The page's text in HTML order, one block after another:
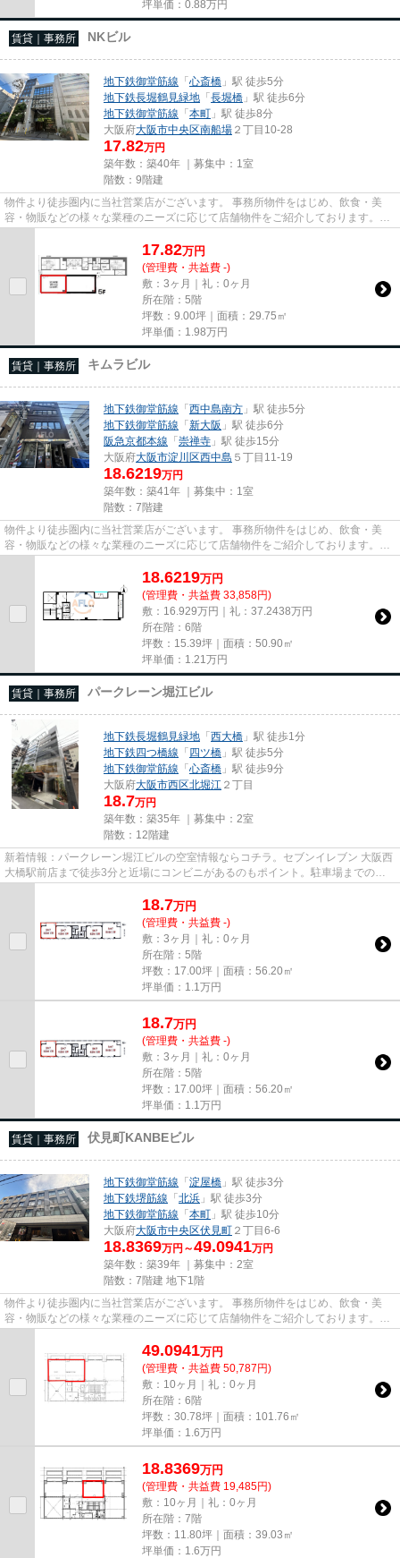
坪単価： 0.88万円
賃貸｜事務所 NKビル
地下鉄御堂筋線 「心斎橋 」駅 徒歩5分
地下鉄長堀鶴見緑地 「長堀橋 」駅 徒歩6分
地下鉄御堂筋線 「本町 」駅 徒歩8分
大阪府大阪市中央区南船場 ２丁目10-28
17.82万円
築年数：築40年 ｜募集中： 1室
階数：9階建
物件より徒歩圏内に当社営業店がございます。 事務所物件をはじめ、飲食・美
容・物販などの様々な業種のニーズに応じて店舗物件をご紹介しております。
尚、弊社ではおとり広告は一切...
17.82万円
(管理費・共益費 -)
敷：3ヶ月｜礼：0ヶ月
所在階：5階
坪数：9.00坪｜面積：29.75㎡
坪単価： 1.98万円
賃貸｜事務所 キムラビル
地下鉄御堂筋線 「西中島南方 」駅 徒歩5分
地下鉄御堂筋線 「新大阪 」駅 徒歩6分
阪急京都本線 「崇禅寺 」駅 徒歩15分
大阪府大阪市淀川区西中島 ５丁目11-19
18.6219万円
築年数：築41年 ｜募集中： 1室
階数：7階建
物件より徒歩圏内に当社営業店がございます。 事務所物件をはじめ、飲食・美
容・物販などの様々な業種のニーズに応じて店舗物件をご紹介しております。
尚、弊社ではおとり広告は一切...
18.6219万円
(管理費・共益費 33,858円)
敷：16.929万円｜礼：37.2438万円
所在階：6階
坪数：15.39坪｜面積：50.90㎡
坪単価： 1.21 万円
賃貸｜事務所 パークレーン堀江ビル
地下鉄長堀鶴見緑地 「西大橋 」駅 徒歩1分
地下鉄四つ橋線 「四ツ橋 」駅 徒歩5分
地下鉄御堂筋線 「心斎橋 」駅 徒歩9分
大阪府大阪市西区北堀江 ２丁目
18.7万円
築年数：築35年 ｜募集中： 2室
階数：12階建
新着情報：パークレーン堀江ビルの空室情報ならコチラ。セブンイレブン 大阪西
大橋駅前店まで徒歩3分と近場にコンビニがあるのもポイント。駐車場までの距
離は300mです。周辺には、徒...
18.7万円
(管理費・共益費 -)
敷：3ヶ月｜礼：0ヶ月
所在階：5階
坪数：17.00坪｜面積：56.20㎡
坪単価： 1.1 万円
18.7万円
(管理費・共益費 -)
敷：3ヶ月｜礼：0ヶ月
所在階：5階
坪数：17.00坪｜面積：56.20㎡
坪単価： 1.1 万円
賃貸｜事務所 伏見町KANBEビル
地下鉄御堂筋線 「淀屋橋 」駅 徒歩3分
地下鉄堺筋線 「北浜 」駅 徒歩3分
地下鉄御堂筋線 「本町 」駅 徒歩10分
大阪府大阪市中央区伏見町 ２丁目6-6
18.8369万円～49.0941万円
築年数：築39年 ｜募集中： 2室
階数：7階建 地下1階
物件より徒歩圏内に当社営業店がございます。 事務所物件をはじめ、飲食・美
容・物販などの様々な業種のニーズに応じて店舗物件をご紹介しております。
尚、弊社ではおとり広告は一切...
49.0941万円
(管理費・共益費 50,787円)
敷：10ヶ月｜礼：0ヶ月
所在階：6階
坪数：30.78坪｜面積：101.76㎡
坪単価： 1.6万円
18.8369万円
(管理費・共益費 19,485円)
敷：10ヶ月｜礼：0ヶ月
所在階：7階
坪数：11.80坪｜面積：39.03㎡
坪単価： 1.6万円